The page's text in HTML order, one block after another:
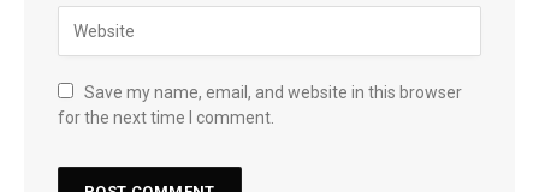
Save my name, email, and website in this browser
for the next time I comment.